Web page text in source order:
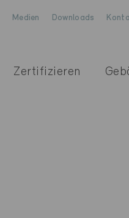
Medien Downloads
Zertifizieren